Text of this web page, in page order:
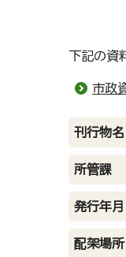
下記の資
市政
刊行物名
所管課
発行年月
配架場所